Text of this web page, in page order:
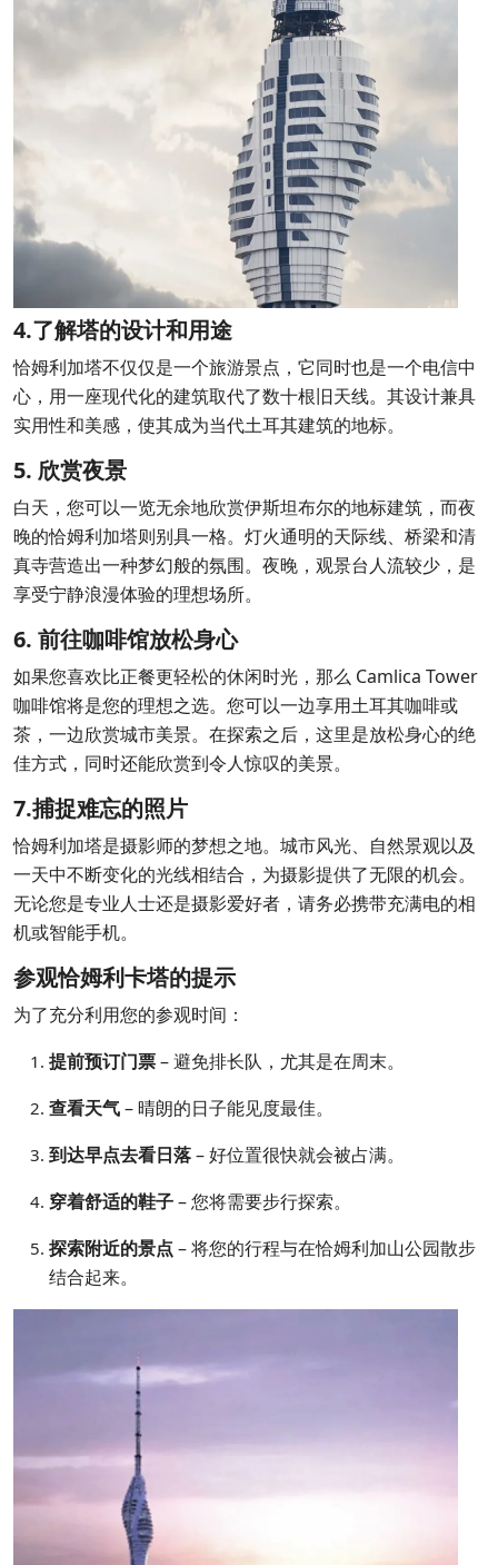
4.了解塔的设计和用途
恰姆利加塔不仅仅是一个旅游景点，它同时也是一个电信中
心，用一座现代化的建筑取代了数十根旧天线。其设计兼具
实用性和美感，使其成为当代土耳其建筑的地标。
5. 欣赏夜景
白天，您可以一览无余地欣赏伊斯坦布尔的地标建筑，而夜
晚的恰姆利加塔则别具一格。灯火通明的天际线、桥梁和清
真寺营造出一种梦幻般的氛围。夜晚，观景台人流较少，是
享受宁静浪漫体验的理想场所。
6. 前往咖啡馆放松身心
如果您喜欢比正餐更轻松的休闲时光，那么 Camlica Tower
咖啡馆将是您的理想之选。您可以一边享用土耳其咖啡或
茶，一边欣赏城市美景。在探索之后，这里是放松身心的绝
佳方式，同时还能欣赏到令人惊叹的美景。
7.捕捉难忘的照片
恰姆利加塔是摄影师的梦想之地。城市风光、自然景观以及
一天中不断变化的光线相结合，为摄影提供了无限的机会。
无论您是专业人士还是摄影爱好者，请务必携带充满电的相
机或智能手机。
参观恰姆利卡塔的提示
为了充分利用您的参观时间：
提前预订门票– 避免排长队，尤其是在周末。
查看天气– 晴朗的日子能见度最佳。
到达早点去看日落– 好位置很快就会被占满。
穿着舒适的鞋子– 您将需要步行探索。
探索附近的景点 – 将您的行程与在恰姆利加山公园散步
结合起来。